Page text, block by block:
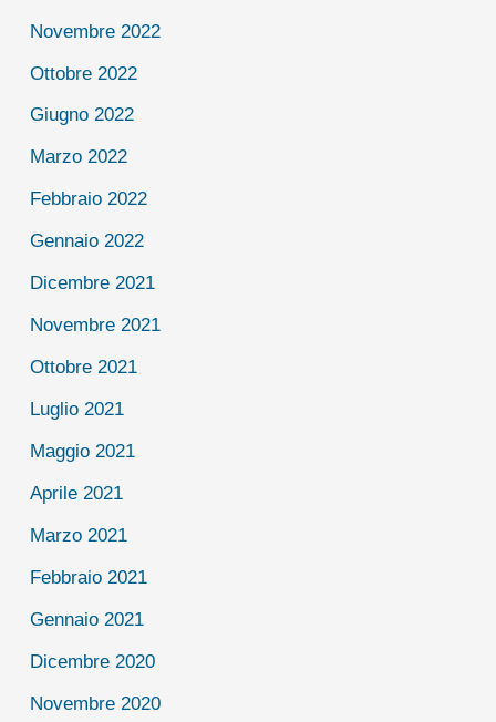
Novembre 2022
Ottobre 2022
Giugno 2022
Marzo 2022
Febbraio 2022
Gennaio 2022
Dicembre 2021
Novembre 2021
Ottobre 2021
Luglio 2021
Maggio 2021
Aprile 2021
Marzo 2021
Febbraio 2021
Gennaio 2021
Dicembre 2020
Novembre 2020